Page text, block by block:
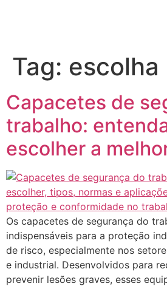
Tag: escolha
Capacetes de
trabalho:
escolher a
Os capacetes de segurança do
indispensáveis para a proteção
de risco, especialmente nos
e industrial. Desenvolvidos para
prevenir lesões graves, esses